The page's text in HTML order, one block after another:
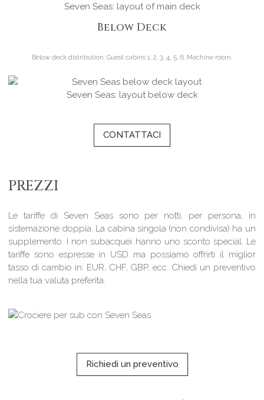
Seven Seas: layout of main deck
Below Deck
Below deck distribution: Guest cabins 1, 2, 3, 4, 5, 6. Machine room.
Seven Seas: layout below deck
CONTATTACI
PREZZI
Le tariffe di Seven Seas sono per notti, per persona, in
sistemazione doppia. La cabina singola (non condivisa) ha un
supplemento. I non subacquei hanno uno sconto special. Le
tariffe sono espresse in USD ma possiamo offrirti il ​​miglior
tasso di cambio in: EUR, CHF, GBP, ecc. Chiedi un preventivo
nella tua valuta preferita.
Richiedi un preventivo